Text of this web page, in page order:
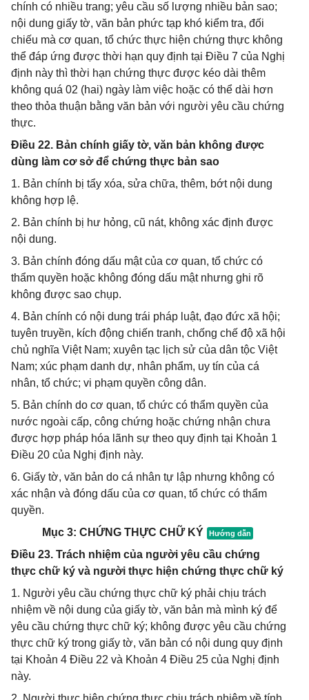
chính có nhiều trang; yêu cầu số lượng nhiều bản sao;
nội dung giấy tờ, văn bản phức tạp khó kiểm tra, đối
chiếu mà cơ quan, tổ chức thực hiện chứng thực không
thể đáp ứng được thời hạn quy định tại Điều 7 của Nghị
định này thì thời hạn chứng thực được kéo dài thêm
không quá 02 (hai) ngày làm việc hoặc có thể dài hơn
theo thỏa thuận bằng văn bản với người yêu cầu chứng
thực.
Điều 22. Bản chính giấy tờ, văn bản không được
dùng làm cơ sở để chứng thực bản sao
1. Bản chính bị tẩy xóa, sửa chữa, thêm, bớt nội dung
không hợp lệ.
2. Bản chính bị hư hỏng, cũ nát, không xác định được
nội dung.
3. Bản chính đóng dấu mật của cơ quan, tổ chức có
thẩm quyền hoặc không đóng dấu mật nhưng ghi rõ
không được sao chụp.
4. Bản chính có nội dung trái pháp luật, đạo đức xã hội;
tuyên truyền, kích động chiến tranh, chống chế độ xã hội
chủ nghĩa Việt Nam; xuyên tạc lịch sử của dân tộc Việt
Nam; xúc phạm danh dự, nhân phẩm, uy tín của cá
nhân, tổ chức; vi phạm quyền công dân.
5. Bản chính do cơ quan, tổ chức có thẩm quyền của
nước ngoài cấp, công chứng hoặc chứng nhận chưa
được hợp pháp hóa lãnh sự theo quy định tại Khoản 1
Điều 20 của Nghị định này.
6. Giấy tờ, văn bản do cá nhân tự lập nhưng không có
xác nhận và đóng dấu của cơ quan, tổ chức có thẩm
quyền.
Mục 3: CHỨNG THỰC CHỮ KÝ
Điều 23. Trách nhiệm của người yêu cầu chứng
thực chữ ký và người thực hiện chứng thực chữ ký
1. Người yêu cầu chứng thực chữ ký phải chịu trách
nhiệm về nội dung của giấy tờ, văn bản mà mình ký để
yêu cầu chứng thực chữ ký; không được yêu cầu chứng
thực chữ ký trong giấy tờ, văn bản có nội dung quy định
tại Khoản 4 Điều 22 và Khoản 4 Điều 25 của Nghị định
này.